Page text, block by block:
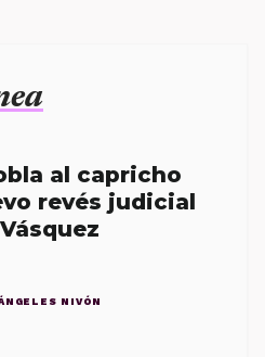
al capricho
revés judicial
NIVÓN